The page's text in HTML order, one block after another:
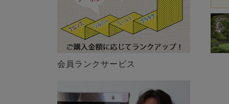
会員ランクサービス